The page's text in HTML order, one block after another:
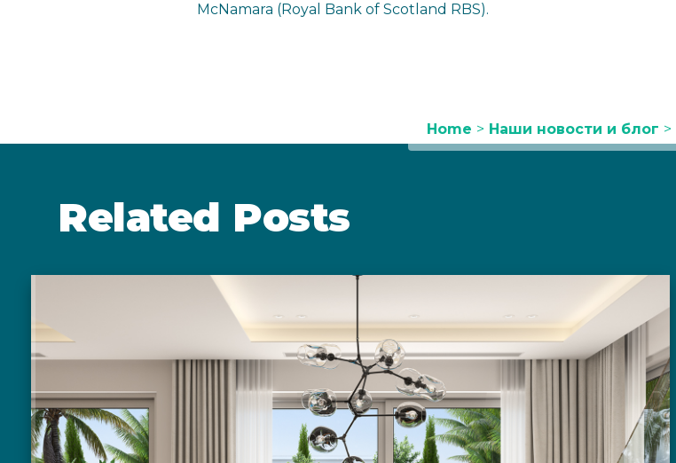
McNamara (Royal Bank of Scotland RBS).
Home > Наши новости и блог >
Related Posts